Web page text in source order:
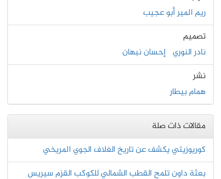
ريم المير أبو عجيب
تصميم
نادر النوري إحسان نبهان
نشر
همام بيطار
مقالات ذات صلة
كوريوزيتي يكشف عن تاريخ الغلاف الجوي المريخي
بعثة داون تلمح القطب الشمالي للكوكب القزم سيريس